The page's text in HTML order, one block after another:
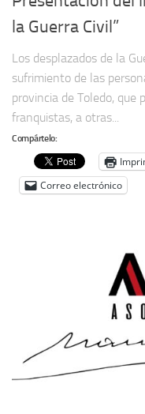
la Guerra Civil”
Los desplazados de la
sufrimiento de las
provincia de Toledo, que
franquistas, a otras...
Compártelo:
Correo electrónico